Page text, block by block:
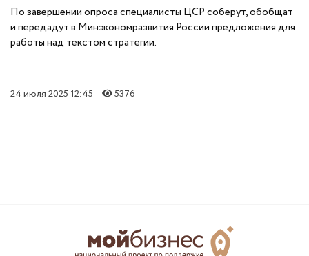
По завершении опроса специалисты ЦСР соберут, обобщат
и передадут в Минэкономразвития России предложения для
работы над текстом стратегии.
24 июля 2025 12:45 5376